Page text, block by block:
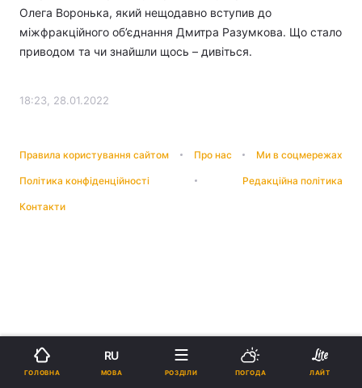
Олега Воронька, який нещодавно вступив до
міжфракційного об’єднання Дмитра Разумкова. Що стало
приводом та чи знайшли щось – дивіться.
18:23, 28.01.2022
Правила користування сайтом Про нас Ми в соцмережах
Політика конфіденційності Редакційна політика
Контакти
ГОЛОВНА
RU
МОВА РОЗДІЛИ ПОГОДА ЛАЙТ